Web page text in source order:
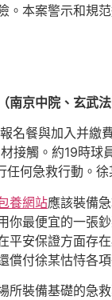
本案警示和規
京中院、玄武法
名餐與加入并
觸。約19時
何急救行動。
養網站應該裝備
最便宜的一張
安保證方面存
付徐某怙恃各
裝備基礎的急